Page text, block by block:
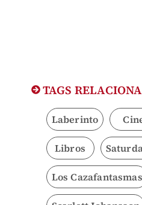
TAGS
Laberinto
Libros
Los Cazafantasmas